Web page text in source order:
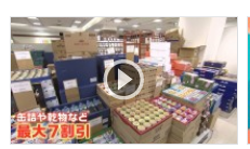
択に賛否【Nスタ解説】